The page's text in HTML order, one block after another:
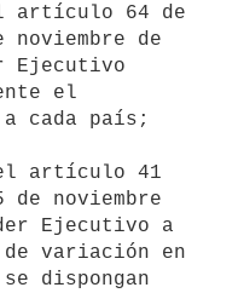
artículo 64 de
de
Ejecutivo
el
cada país;
noviembre
Ejecutivo a
variación en
dispongan